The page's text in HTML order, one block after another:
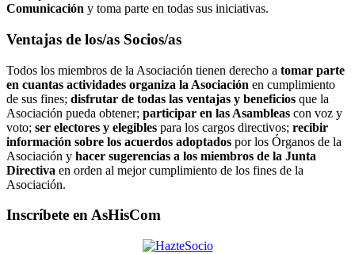
Comunicación y toma parte en todas sus iniciativas.
Ventajas de los/as Socios/as
Todos los miembros de la Asociación tienen derecho a tomar parte
en cuantas actividades organiza la Asociación en cumplimiento
de sus fines; disfrutar de todas las ventajas y beneficios que la
Asociación pueda obtener; participar en las Asambleas con voz y
voto; ser electores y elegibles para los cargos directivos; recibir
información sobre los acuerdos adoptados por los Órganos de la
Asociación y hacer sugerencias a los miembros de la Junta
Directiva en orden al mejor cumplimiento de los fines de la
Asociación.
Inscríbete en AsHisCom